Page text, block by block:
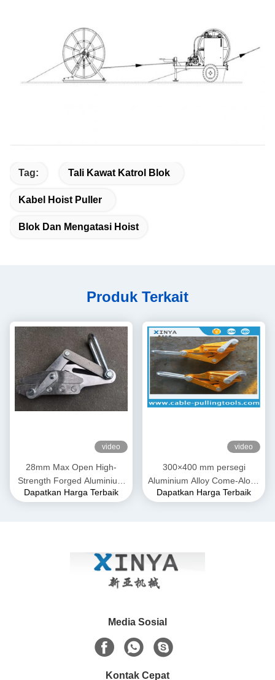
Tag: Tali Kawat Katrol Blok
Kabel Hoist Puller
Blok Dan Mengatasi Hoist
Produk Terkait
video
28mm Max Open High-
Strength Forged Aluminium
Alloy Come-Along Clamp
Dapatkan Harga Terbaik
video
300×400 mm persegi
Aluminium Alloy Come-Along
Clamp. Grip Transmission
Dapatkan Harga Terbaik
Media Sosial
Kontak Cepat